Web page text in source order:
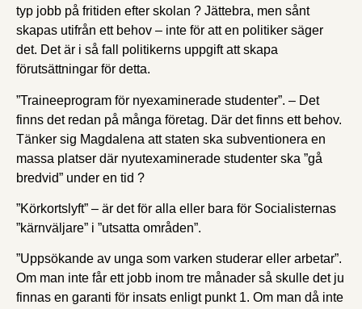
typ jobb på fritiden efter skolan ? Jättebra, men sånt
skapas utifrån ett behov – inte för att en politiker säger
det. Det är i så fall politikerns uppgift att skapa
förutsättningar för detta.
”Traineeprogram för nyexaminerade studenter”. – Det
finns det redan på många företag. Där det finns ett behov.
Tänker sig Magdalena att staten ska subventionera en
massa platser där nyutexaminerade studenter ska ”gå
bredvid” under en tid ?
”Körkortslyft” – är det för alla eller bara för Socialisternas
”kärnväljare” i ”utsatta områden”.
”Uppsökande av unga som varken studerar eller arbetar”.
Om man inte får ett jobb inom tre månader så skulle det ju
finnas en garanti för insats enligt punkt 1. Om man då inte